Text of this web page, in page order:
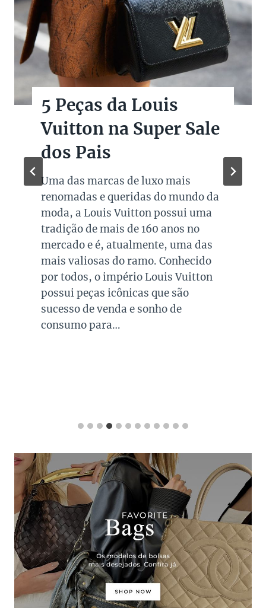
5 Peças da Louis
Vuitton na Super Sale
dos Pais
Uma das marcas de luxo mais
renomadas e queridas do mundo da
moda, a Louis Vuitton possui uma
tradição de mais de 160 anos no
mercado e é, atualmente, uma das
mais valiosas do ramo. Conhecido
por todos, o império Louis Vuitton
possui peças icônicas que são
sucesso de venda e sonho de
consumo para…